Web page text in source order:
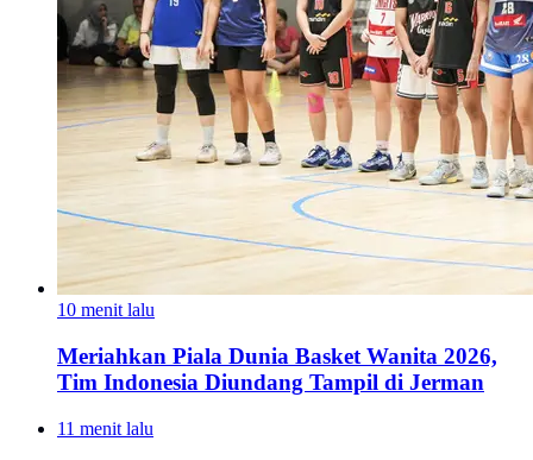
10 menit lalu
Meriahkan Piala Dunia Basket Wanita 2026,
Tim Indonesia Diundang Tampil di Jerman
11 menit lalu